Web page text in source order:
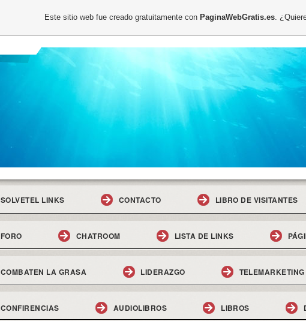
SOLVETEL LINKS CONTACTO LIBRO DE VISITANTES
FORO CHATROOM LISTA DE LINKS
COMBATEN LA GRASA LIDERAZGO TELEMARKETING
CONFIRENCIAS AUDIOLIBROS LIBROS
Este sitio web fue creado gratuitamente con PaginaWebGratis.es.